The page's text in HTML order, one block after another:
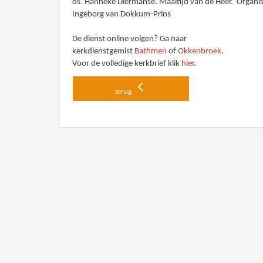
ds. Hanneke Diermanse. Maaltijd van de Heer.
Ingeborg van Dokkum-Prins
De dienst online volgen? Ga naar
kerkdienstgemist Bathmen ofOkkenbroek.
Voor de volledige kerkbrief klik hier.
terug